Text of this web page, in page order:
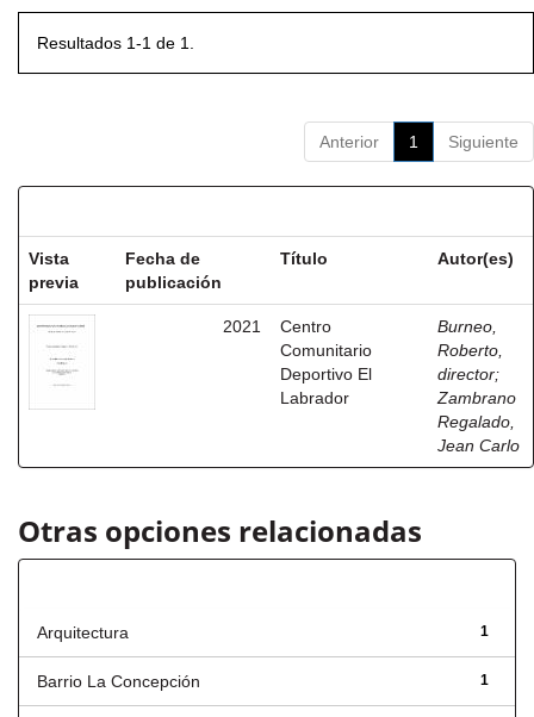
Resultados 1-1 de 1.
Anterior 1 Siguiente
Vista
previa
Fecha de
publicación
Título Autor(es)
2021
Centro
Comunitario
Deportivo El
Labrador
Burneo,
Roberto,
director;
Zambrano
Regalado,
Jean Carlo
Otras opciones relacionadas
1
Arquitectura
1
Barrio La Concepción